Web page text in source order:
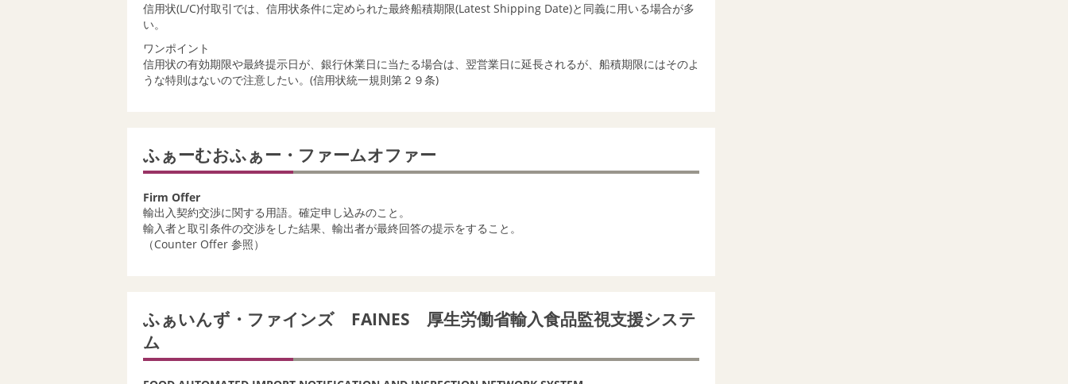
信用状(L/C)付取引では、信用状条件に定められた最終船積期限(Latest Shipping Date)と同義に用いる場合が多
い。
ワンポイント
信用状の有効期限や最終提示日が、銀行休業日に当たる場合は、翌営業日に延長されるが、船積期限にはそのよ
うな特則はないので注意したい。(信用状統一規則第２９条)
ふぁーむおふぁー・ファームオファー
Firm Offer
輸出入契約交渉に関する用語。確定申し込みのこと。
輸入者と取引条件の交渉をした結果、輸出者が最終回答の提示をすること。
（Counter Offer 参照）
ふぁいんず・ファインズ FAINES 厚生労働省輸入食品監視支援システ
ム